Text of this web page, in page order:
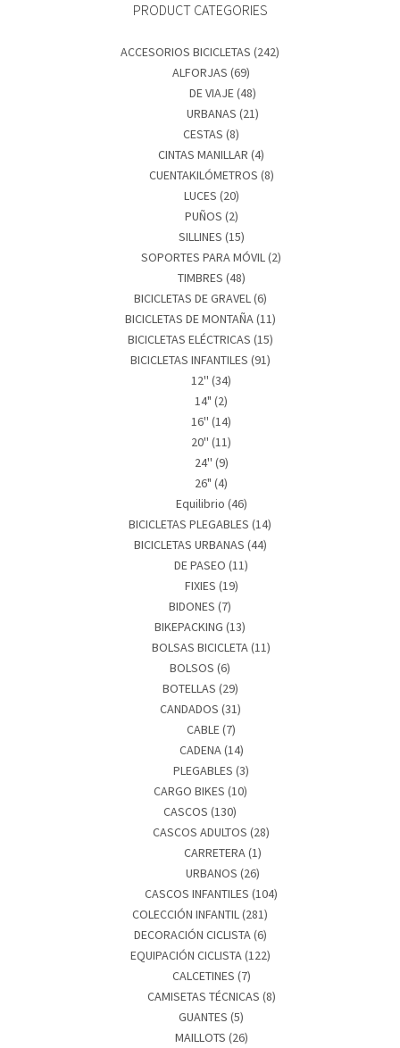
PRODUCT CATEGORIES
ACCESORIOS BICICLETAS (242)
ALFORJAS (69)
DE VIAJE(48)
URBANAS (21)
CESTAS (8)
CINTAS MANILLAR (4)
CUENTAKILÓMETROS (8)
LUCES (20)
PUÑOS (2)
SILLINES (15)
SOPORTES PARA MÓVIL(2)
TIMBRES (48)
BICICLETAS DE GRAVEL(6)
BICICLETAS DE MONTAÑA(11)
BICICLETAS ELÉCTRICAS (15)
BICICLETAS INFANTILES (91)
12'' (34)
14" (2)
16'' (14)
20'' (11)
24'' (9)
26" (4)
Equilibrio (46)
BICICLETAS PLEGABLES (14)
BICICLETAS URBANAS (44)
DE PASEO (11)
FIXIES (19)
BIDONES (7)
BIKEPACKING (13)
BOLSAS BICICLETA(11)
BOLSOS (6)
BOTELLAS (29)
CANDADOS (31)
CABLE(7)
CADENA(14)
PLEGABLES (3)
CARGO BIKES (10)
CASCOS (130)
CASCOS ADULTOS (28)
CARRETERA(1)
URBANOS (26)
CASCOS INFANTILES (104)
COLECCIÓN INFANTIL(281)
DECORACIÓN CICLISTA(6)
EQUIPACIÓN CICLISTA(122)
CALCETINES (7)
CAMISETAS TÉCNICAS (8)
GUANTES (5)
MAILLOTS (26)